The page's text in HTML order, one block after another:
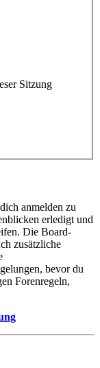
Sitzung
anmelden zu
erledigt und
Die Board-
zusätzliche
bevor du
Forenregeln,